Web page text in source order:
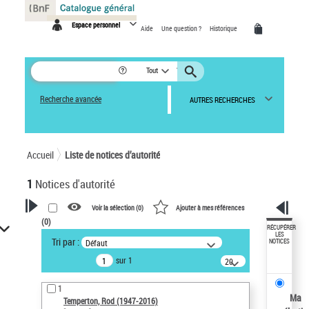
Espace personnel Aide Une question ? Historique
Tout
Recherche avancée AUTRES RECHERCHES
Accueil Liste de notices d’autorité
1 Notices d'autorité
VOTRE RECHERCHE
Recherche avancée dans les
notices d’autorité
Œuvres liées à l'auteur :
Temperton, Rod (1947-2016)
Voir la sélection (0) Ajouter à mes références
(0)
Tri par : Défaut
sur 1
20
résultats/page
1
Temperton, Rod (1947-2016)
RÉCUPÉRER
LES
NOTICES
Ma
Panneau de gestion des cookies